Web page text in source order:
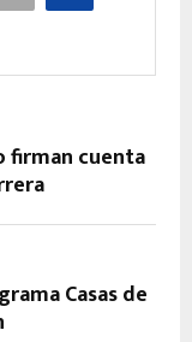
firman cuenta
Casas de